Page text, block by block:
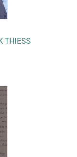
THIESS